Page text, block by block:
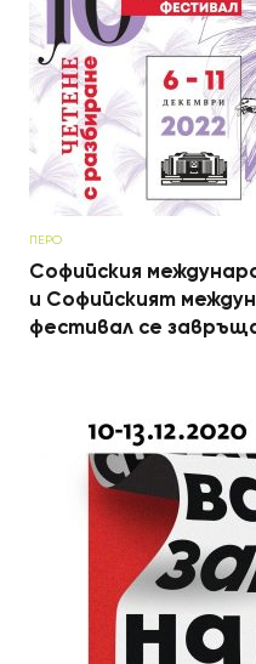
ПЕРО
Софийския
и Софийският
фестивал се